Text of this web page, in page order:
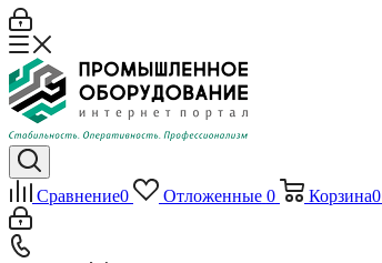
Сравнение0 Отложенные 0 Корзина0